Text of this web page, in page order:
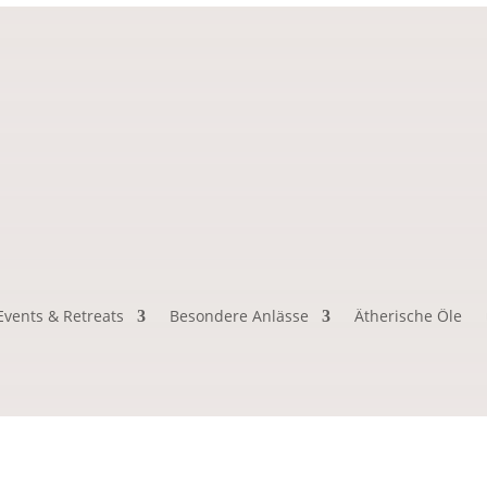
& Retreats Besondere Anlässe Ätherische Öle